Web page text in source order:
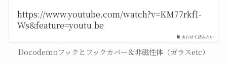
あわせて読みたい
https://www.youtube.com/watch?v=KM77rkfI-
Ws&feature=youtu.be
Docodemoフックとフックカバー＆非磁性体（ガラスetc）